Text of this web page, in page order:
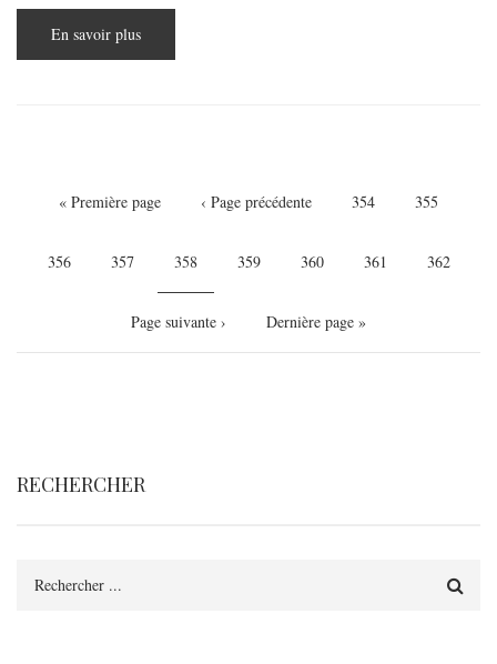
En savoir plus
compromis
Première
« Première page Page
précédente
‹ Page précédente Page
354 Page
355
Page
356 Page
357 Page
358 Page
359 Page
360 Page
361 Page
362
Page
suivante
Page suivante › Dernière
Dernière page »
RECHERCHER